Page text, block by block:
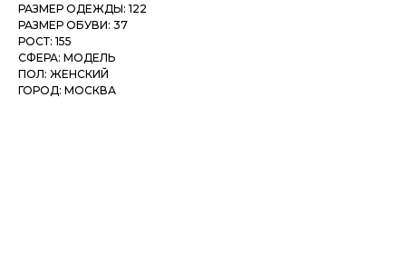
РАЗМЕР ОДЕЖДЫ: 122
РАЗМЕР ОБУВИ: 37
РОСТ: 155
СФЕРА: МОДЕЛЬ
ПОЛ: ЖЕНСКИЙ
ГОРОД: МОСКВА